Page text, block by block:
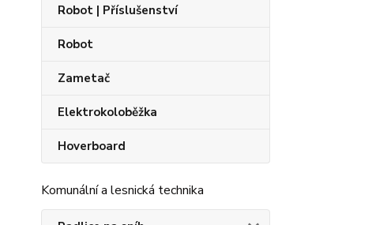
Robot | Příslušenství
Robot
Zametač
Elektrokoloběžka
Hoverboard
Komunální a lesnická technika